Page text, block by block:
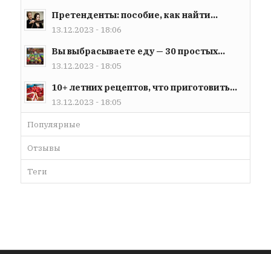
Претенденты: пособие, как найти...
13.12.2023 - 18:06
Вы выбрасываете еду — 30 простых...
13.12.2023 - 18:05
10+ летних рецептов, что приготовить...
13.12.2023 - 18:05
Популярные
Отзывы
Теги